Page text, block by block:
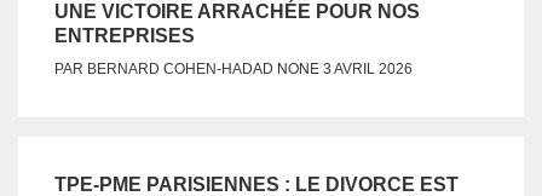
UNE VICTOIRE ARRACHÉE POUR NOS
ENTREPRISES
PAR BERNARD COHEN-HADAD NONE 3 AVRIL 2026
TPE-PME PARISIENNES : LE DIVORCE EST